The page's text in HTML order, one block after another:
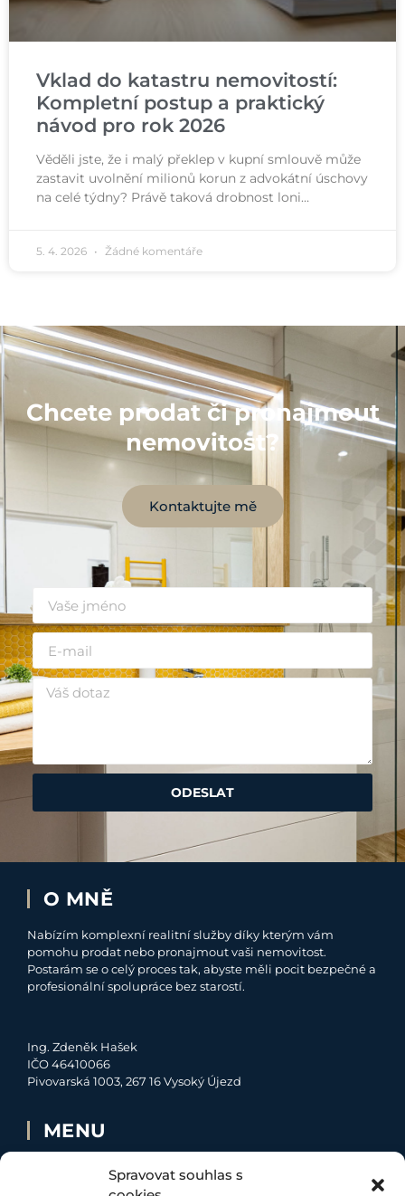
Spravovat souhlas s
Vklad do katastru nemovitostí:
Kompletní postup a praktický
návod pro rok 2026
Věděli jste, že i malý překlep v kupní smlouvě může
zastavit uvolnění milionů korun z advokátní úschovy
na celé týdny? Právě taková drobnost loni…
5. 4. 2026 Žádné komentáře
Chcete prodat či pronajmout
nemovitost?
Kontaktujte mě
ODESLAT
O MNĚ
Nabízím komplexní realitní služby díky kterým vám
pomohu prodat nebo pronajmout vaši nemovitost.
Postarám se o celý proces tak, abyste měli pocit bezpečné a
profesionální spolupráce bez starostí.
Ing. Zdeněk Hašek
IČO 46410066
Pivovarská 1003, 267 16 Vysoký Újezd
MENU